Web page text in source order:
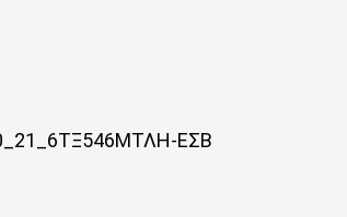
ΕΣΒ